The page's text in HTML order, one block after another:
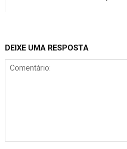
DEIXE UMA RESPOSTA